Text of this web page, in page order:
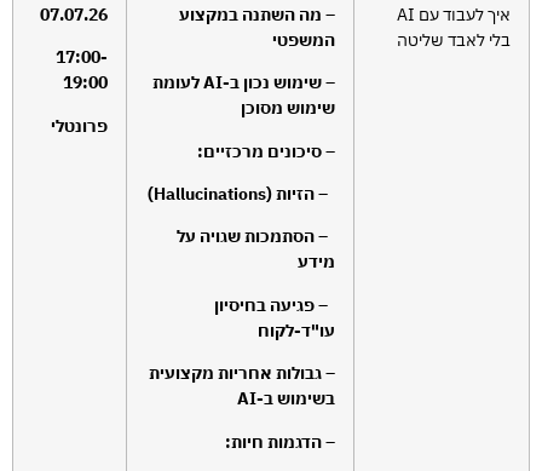
איך לעבוד עם AI
בלי לאבד שליטה
– מה השתנה במקצוע
המשפטי
– שימוש נכון ב-AIלעומת
שימוש מסוכן
– סיכונים מרכזיים:
– הזיות (Hallucinations
)
– הסתמכות שגויה על
מידע
– פגיעה בחיסיון
עו"ד-לקוח
– גבולות אחריות מקצועית
בשימוש ב-AI
– הדגמות חיות:
07.07.26
17:00-
19:00
פרונטלי